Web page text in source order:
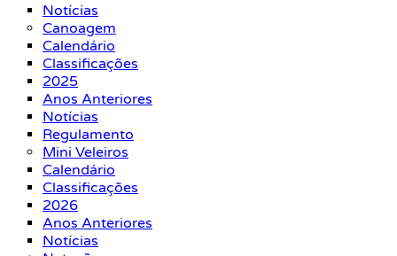
Notícias
Canoagem
Calendário
Classificações
2025
Anos Anteriores
Notícias
Regulamento
Mini Veleiros
Calendário
Classificações
2026
Anos Anteriores
Notícias